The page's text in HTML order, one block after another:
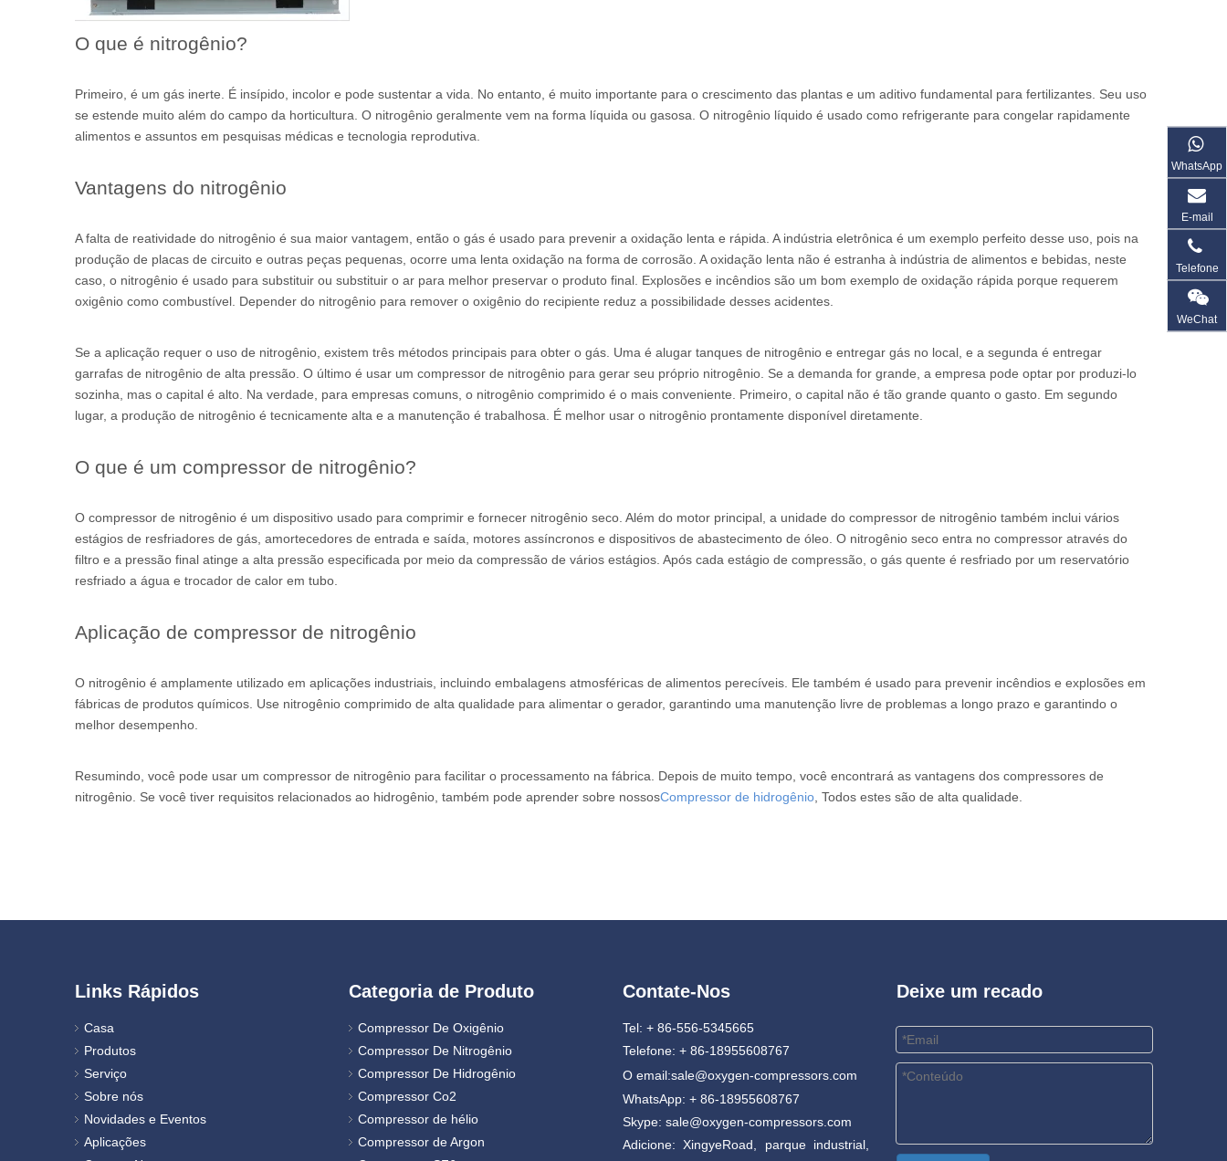
O que é nitrogênio?
Primeiro, é um gás inerte. É insípido, incolor e pode sustentar a vida. No entanto, é muito importante para o crescimento das plantas e um aditivo fundamental para fertilizantes. Seu uso
se estende muito além do campo da horticultura. O nitrogênio geralmente vem na forma líquida ou gasosa. O nitrogênio líquido é usado como refrigerante para congelar rapidamente
alimentos e assuntos em pesquisas médicas e tecnologia reprodutiva.
Vantagens do nitrogênio
A falta de reatividade do nitrogênio é sua maior vantagem, então o gás é usado para prevenir a oxidação lenta e rápida. A indústria eletrônica é um exemplo perfeito desse uso, pois na
produção de placas de circuito e outras peças pequenas, ocorre uma lenta oxidação na forma de corrosão. A oxidação lenta não é estranha à indústria de alimentos e bebidas, neste
caso, o nitrogênio é usado para substituir ou substituir o ar para melhor preservar o produto final. Explosões e incêndios são um bom exemplo de oxidação rápida porque requerem
oxigênio como combustível. Depender do nitrogênio para remover o oxigênio do recipiente reduz a possibilidade desses acidentes.
Se a aplicação requer o uso de nitrogênio, existem três métodos principais para obter o gás. Uma é alugar tanques de nitrogênio e entregar gás no local, e a segunda é entregar
garrafas de nitrogênio de alta pressão. O último é usar um compressor de nitrogênio para gerar seu próprio nitrogênio. Se a demanda for grande, a empresa pode optar por produzi-lo
sozinha, mas o capital é alto. Na verdade, para empresas comuns, o nitrogênio comprimido é o mais conveniente. Primeiro, o capital não é tão grande quanto o gasto. Em segundo
lugar, a produção de nitrogênio é tecnicamente alta e a manutenção é trabalhosa. É melhor usar o nitrogênio prontamente disponível diretamente.
O que é um compressor de nitrogênio?
O compressor de nitrogênio é um dispositivo usado para comprimir e fornecer nitrogênio seco. Além do motor principal, a unidade do compressor de nitrogênio também inclui vários
estágios de resfriadores de gás, amortecedores de entrada e saída, motores assíncronos e dispositivos de abastecimento de óleo. O nitrogênio seco entra no compressor através do
filtro e a pressão final atinge a alta pressão especificada por meio da compressão de vários estágios. Após cada estágio de compressão, o gás quente é resfriado por um reservatório
resfriado a água e trocador de calor em tubo.
Aplicação de compressor de nitrogênio
O nitrogênio é amplamente utilizado em aplicações industriais, incluindo embalagens atmosféricas de alimentos perecíveis. Ele também é usado para prevenir incêndios e explosões em
fábricas de produtos químicos. Use nitrogênio comprimido de alta qualidade para alimentar o gerador, garantindo uma manutenção livre de problemas a longo prazo e garantindo o
melhor desempenho.
Resumindo, você pode usar um compressor de nitrogênio para facilitar o processamento na fábrica. Depois de muito tempo, você encontrará as vantagens dos compressores de
nitrogênio. Se você tiver requisitos relacionados ao hidrogênio, também pode aprender sobre nossosCompressor de hidrogênio , Todos estes são de alta qualidade.
WhatsApp
E-mail
Telefone
WeChat
Links Rápidos
Casa
Produtos
Serviço
Sobre nós
Novidades e Eventos
Aplicações
Categoria de Produto
Compressor De Oxigênio
Compressor De Nitrogênio
Compressor De Hidrogênio
Compressor Co2
Compressor de hélio
Compressor de Argon
Contate-Nos
Tel: + 86-556-5345665
Telefone: + 86-18955608767
O email:sale@oxygen-compressors.com
WhatsApp: + 86-18955608767
Skype: sale@oxygen-compressors.com
Adicione: XingyeRoad, parque industrial,
Deixe um recado